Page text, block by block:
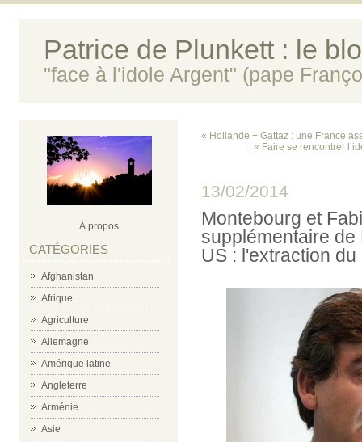
Patrice de Plunkett : le
"face à l'idole Argent" (pape
À propos
CATÉGORIES
Afghanistan
Afrique
Agriculture
Allemagne
Amérique latine
Angleterre
Arménie
Asie
« Hollande + Gattaz : une France
« Faire se rencontrer
13/02/2014
Montebourg et
supplémentaire
US : l'extraction